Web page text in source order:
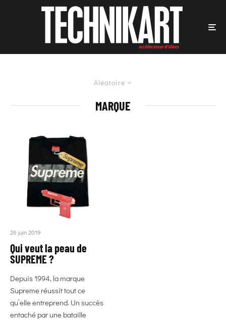
Aléatoire
MARQUE
26 juin 2019
Qui veut la peau de
SUPREME ?
Depuis 1994, la marque
Supreme réussit tout ce
qu’elle entreprend. Un succès
entaché par une bataille